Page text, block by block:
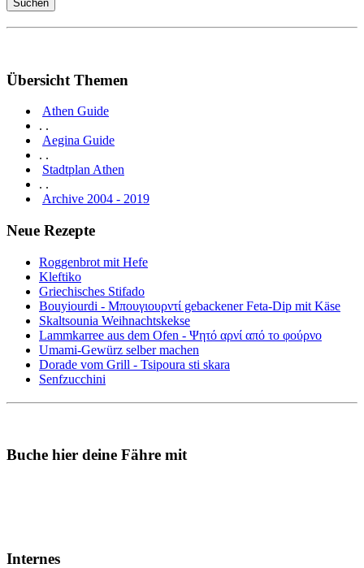
Übersicht Themen
Athen Guide
. .
Aegina Guide
. .
Stadtplan Athen
. .
Archive 2004 - 2019
Neue Rezepte
Roggenbrot mit Hefe
Kleftiko
Griechisches Stifado
Bouyiourdi - Μπουγιουρντί gebackener Feta-Dip mit Käse
Skaltsounia Weihnachtskekse
Lammkarree aus dem Ofen - Ψητό αρνί από το φούρνο
Umami-Gewürz selber machen
Dorade vom Grill - Tsipoura sti skara
Senfzucchini
Buche hier deine Fähre mit
Internes